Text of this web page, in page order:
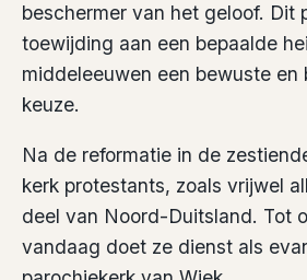
beschermer van het geloof. Dit
toewijding aan een bepaalde
middeleeuwen een bewuste en
keuze.
Na de reformatie in de
kerk protestants, zoals vrijwel
deel van Noord-Duitsland. Tot
vandaag doet ze dienst als